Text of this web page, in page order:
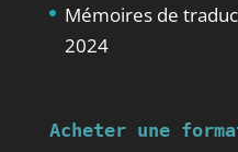
Mémoires de
2024
Acheter une